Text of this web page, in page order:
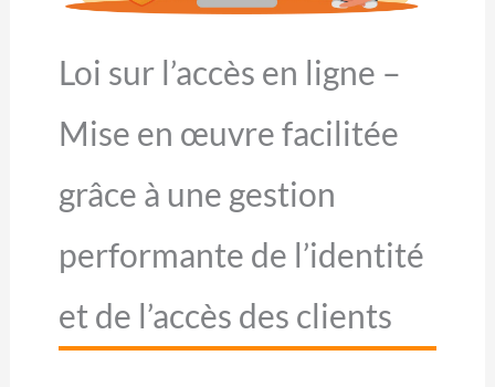
Loi sur l’accès en ligne –
Mise en œuvre facilitée
grâce à une gestion
performante de l’identité
et de l’accès des clients